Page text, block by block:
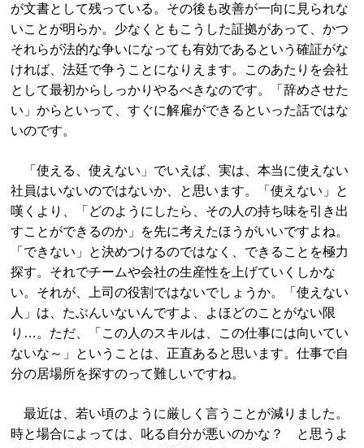
が文書として残っている。その後も改善が一向に見られな
いことが明らか。少なくともこうした証拠があって、かつ
それらが法的な争いになっても有効であるという確証がな
ければ、法廷で争うことになりえます。このあたりを会社
として最初からしっかりやるべきなのです。「辞めさせた
い」からといって、すぐに解雇ができるといった話ではな
いのです。
「使える、使えない」でいえば、実は、本当に使えない
社員はいないのではないか、と思います。「使えない」と
嘆くより、「どのようにしたら、その人の持ち味を引き出
すことができるのか」を先に考えたほうがいいですよね。
「できない」と決めつけるのではなく、できることを極力
探す。それでチームや会社の生産性を上げていくしかな
い。それが、上司の役割ではないでしょうか。「使えない
人」は、たぶんいないんですよ、よほどのことがない限
り…。ただ、「この人のスキルは、この仕事には向いてい
ないな～」ということは、正直あると思います。仕事で自
分の居場所を探すのって難しいですね。
最近は、若い頃のように厳しく言うことが減りました。
時と場合によっては、叱る自分が悪いのかな？ と思うよ